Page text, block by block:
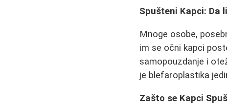
Spušteni Kapci: Da
Mnoge osobe,
im se očni kapci
samopouzdanje i
je blefaroplastika
Zašto se Kapci